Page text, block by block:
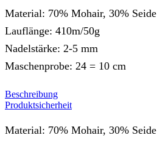
Material: 70% Mohair, 30% Seide
Lauflänge: 410m/50g
Nadelstärke: 2-5 mm
Maschenprobe: 24 = 10 cm
Beschreibung
Produktsicherheit
Material: 70% Mohair, 30% Seide